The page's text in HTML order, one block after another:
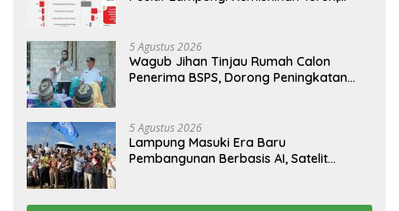
5 Agustus 2026
Wagub Jihan Tinjau Rumah Calon
Penerima BSPS, Dorong Peningkatan
5 Agustus 2026
Lampung Masuki Era Baru
Pembangunan Berbasis AI, Satelit